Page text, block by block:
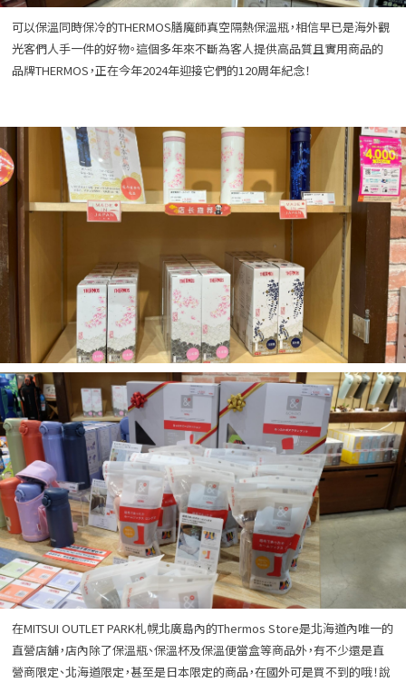
可以保溫同時保冷的THERMOS膳魔師真空隔熱保溫瓶，相信早已是海外觀
光客們人手一件的好物。這個多年來不斷為客人提供高品質且實用商品的
品牌THERMOS，正在今年2024年迎接它們的120周年紀念！
在MITSUI OUTLET PARK札幌北廣島內的Thermos Store是北海道內唯一的
直營店舖，店內除了保溫瓶、保溫杯及保溫便當盒等商品外，有不少還是直
營商限定、北海道限定，甚至是日本限定的商品，在國外可是買不到的哦！說